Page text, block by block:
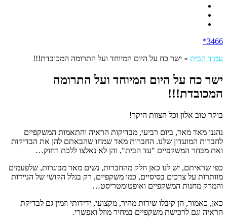
3466*
עמוד הבית » ישר כח על היום המיוחד ועל התרומה המכובדת!!!
ישר כח על היום המיוחד ועל התרומה
המכובדת!!!
בוקר טוב אלון וכל הצוות היקר!
נהננו מאד מאד, ביום רביעי, מבדיקות הראיה והתאמות המשקפיים
לחברות המועדון שלנו. החברות מאד שמחו שהבאתם להן את הבדיקות
ואת מבחר המשקפיים "עד הבית", והן לא נאלצו ללכת רחוק…
כפי שראיתם, יש לנו כאן חלק מהחברות, נשים מאד מבוגרות, שלפעמים
מוותרות על צרכים בסיסיים, כמו משקפיים, רק בגלל הקושי של הניידות
והמרק מחנות המשקפיים ואופטומטריסט…
כאן, כאמור, הן קיבלו שירות מהיר, מקצועי, ידידותי וזמין גם לבדיקת
הראיה וגם לרכישת משקפיים במחיר מוזל ואפשרי.